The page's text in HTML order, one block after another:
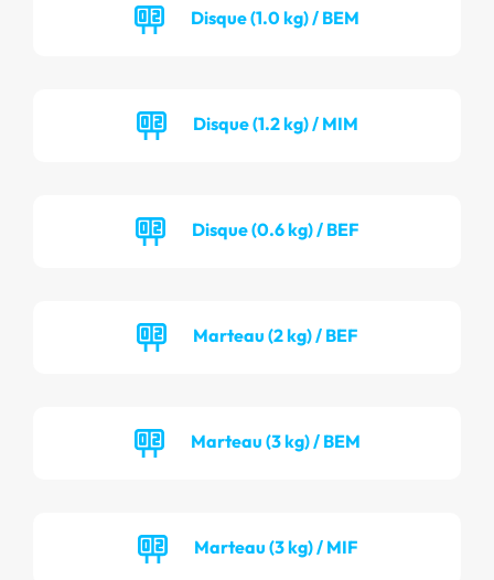
Disque (1.0 kg) / BEM
Disque (1.2 kg) / MIM
Disque (0.6 kg) / BEF
Marteau (2 kg) / BEF
Marteau (3 kg) / BEM
Marteau (3 kg) / MIF